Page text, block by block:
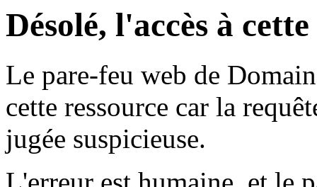
Désolé, l'accès à
Le pare-feu web de
cette ressource car la
jugée suspicieuse.